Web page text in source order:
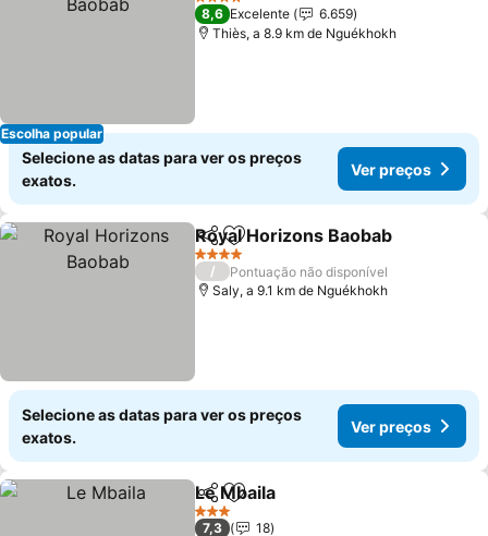
Escolha popular
4 Estrelas
8,6 Excelente
6.659
Thiès, a 8.9 km de Nguékhokh
Selecione as datas para ver os preços
exatos.
Ver preços
PartilharAdicionar aos favoritos
Royal Horizons Baobab
4 Estrelas
/
Pontuação não disponível
Saly, a 9.1 km de Nguékhokh
Selecione as datas para ver os preços
exatos.
Ver preços
PartilharAdicionar aos favoritos
Le Mbaila
3 Estrelas
7,3 18